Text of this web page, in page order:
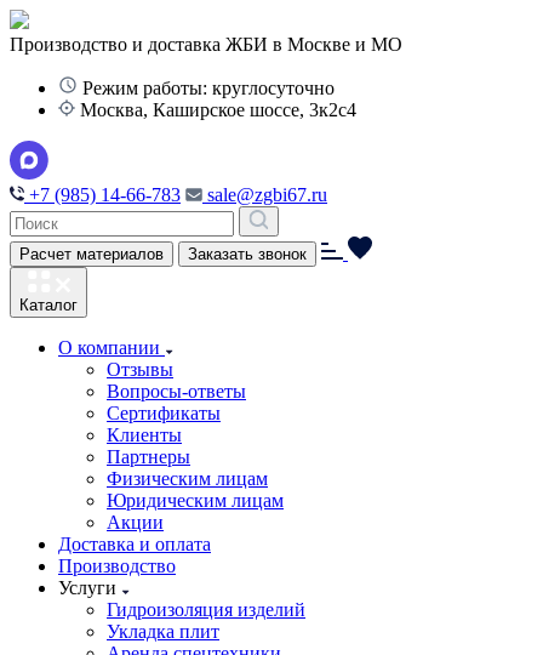
Производство и доставка ЖБИ в Москве и МО
Режим работы: круглосуточно
Москва, Каширское шоссе, 3к2с4
+7 (985) 14-66-783 sale@zgbi67.ru
Расчет материалов Заказать звонок
Каталог
О компании
Отзывы
Вопросы-ответы
Сертификаты
Клиенты
Партнеры
Физическим лицам
Юридическим лицам
Акции
Доставка и оплата
Производство
Услуги
Гидроизоляция изделий
Укладка плит